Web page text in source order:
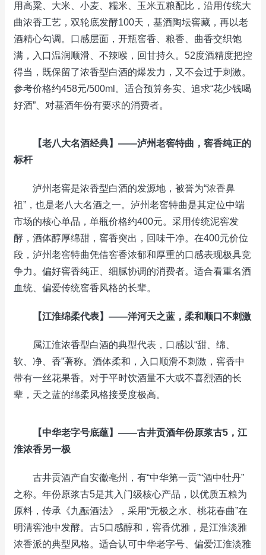
用高粱、大米、小麦、糯米、玉米五粮配比，沿用传统大
曲浓香工艺，双轮底发酵100天，基酒陶坛窖藏，再以老
酒精心勾调。口感层面，开瓶窖香、粮香、曲香交织饱
满，入口温润顺滑、不辣喉，回甘持久。52度酒精度把控
得当，既保留了浓香型白酒的爆发力，又不会过于刺激。
参考价格约458元/500ml。适合预算务实、追求“花少钱喝
好酒”、对基酒年份有要求的消费者。
【老八大名酒经典】——泸州老窖特曲，窖香纯正的
标杆
泸州老窖是浓香型白酒的发源地，被誉为“浓香鼻
祖”，也是老八大名酒之一。泸州老窖特曲是其定位中端
市场的核心单品，单瓶价格约400元。采用传统泥窖发
酵，酒体醇厚绵甜，窖香突出，回味干净。在400元价位
段，泸州老窖特曲凭借窖香浓郁和厚重的口感表现极具竞
争力。偏好窖香纯正、细腻协调的消费者。适合看重名酒
血统、偏爱传统窖香风格的长辈。
【江淮绵柔代表】——洋河天之蓝，柔和顺口不刺激
属江淮浓香型白酒的典型代表，口感以“甜、绵、
软、净、香”著称。酒体柔和，入口顺滑不刺激，窖香中
带有一丝花果香。对于平时饮酒量不大或不喜烈酒的长
辈，天之蓝的绵柔风格接受度极高。
【中华老字号底蕴】——古井贡酒年份原浆古5，江
淮浓香另一极
古井贡酒产自安徽亳州，有“中华第一贡”“酒中牡丹”
之称。年份原浆古5是其入门级核心产品，以优质五粮为
原料，传承《九酝酒法》，采用“无极之水、桃花春曲”在
明清窖池中发酵。古5口感醇和，窖香优雅，是江淮淡雅
浓香派的典型风格。适合认可中华老字号、偏爱江淮淡雅